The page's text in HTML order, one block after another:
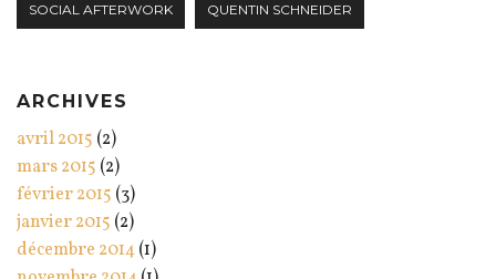
SOCIAL AFTERWORK QUENTIN SCHNEIDER
ARCHIVES
avril 2015 (2)
mars 2015 (2)
février 2015 (3)
janvier 2015 (2)
décembre 2014(1)